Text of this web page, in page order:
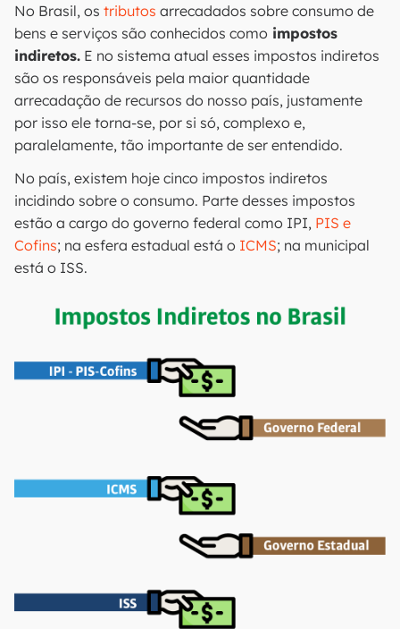
No Brasil, os tributos arrecadados sobre consumo de
bens e serviços são conhecidos como impostos
indiretos. E no sistema atual esses impostos indiretos
são os responsáveis pela maior quantidade
arrecadação de recursos do nosso país, justamente
por isso ele torna-se, por si só, complexo e,
paralelamente, tão importante de ser entendido.
No país, existem hoje cinco impostos indiretos
incidindo sobre o consumo. Parte desses impostos
estão a cargo do governo federal como IPI, PIS e
Cofins; na esfera estadual está o ICMS; na municipal
está o ISS.